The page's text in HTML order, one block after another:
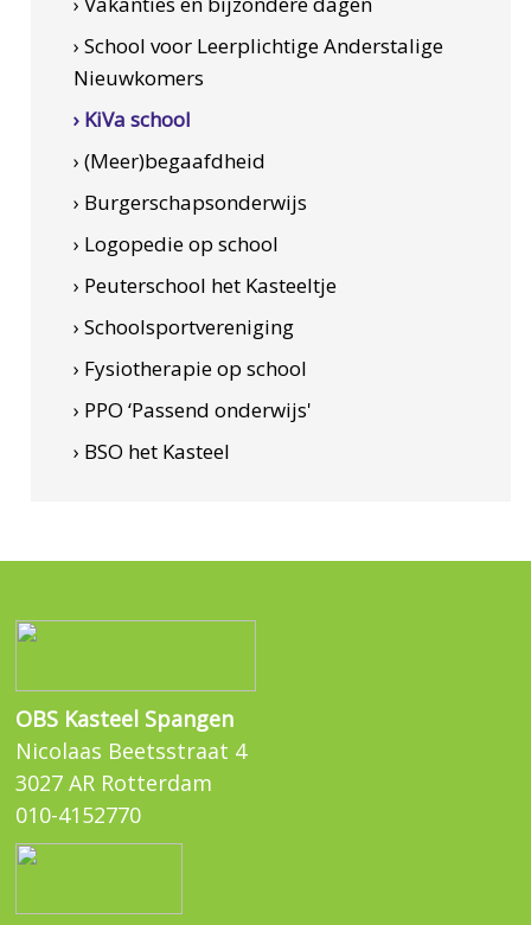
› School voor Leerplichtige Anderstalige
Nieuwkomers
› KiVa school
› (Meer)begaafdheid
› Burgerschapsonderwijs
› Logopedie op school
› Peuterschool het Kasteeltje
› Schoolsportvereniging
› Fysiotherapie op school
› PPO ‘Passend onderwijs'
› BSO het Kasteel
OBS Kasteel Spangen
Nicolaas Beetsstraat 4
3027 AR Rotterdam
010-4152770